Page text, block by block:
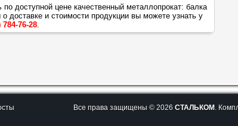
доступной цене качественный металлопрокат: балка
доставке и стоимости продукции вы можете узнать у
784-76-28.
Все права защищены © 2026 СТАЛЬКОМ .